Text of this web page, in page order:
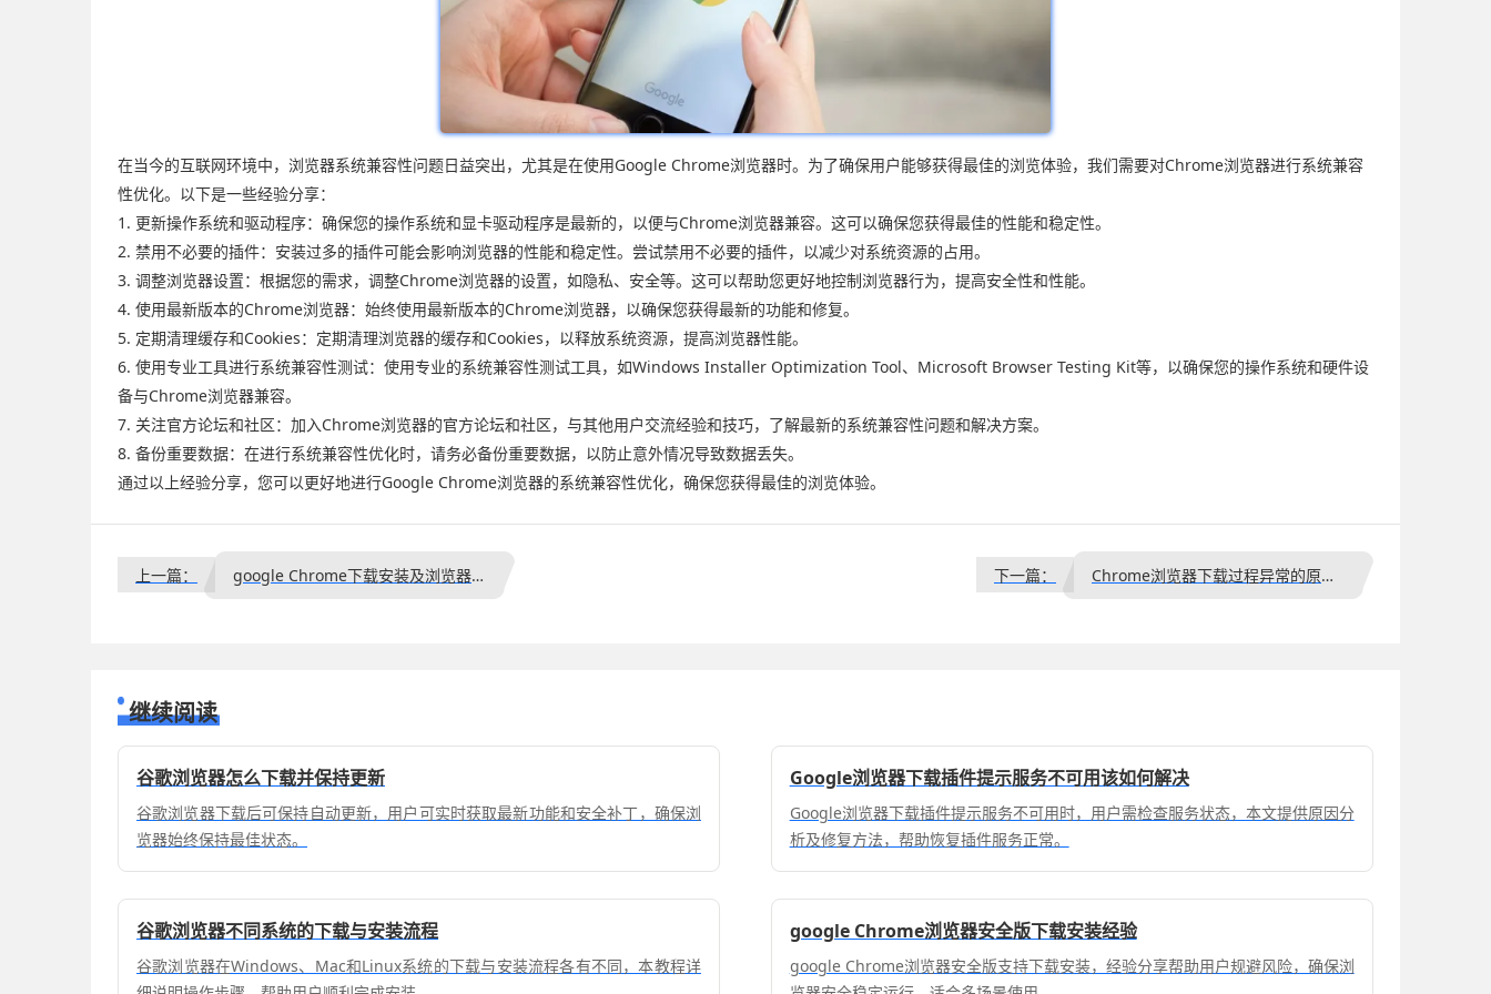
在当今的互联网环境中，浏览器系统兼容性问题日益突出，尤其是在使用Google Chrome浏览器时。为了确保用户能够获得最佳的浏览体验，我们需要对Chrome浏览器进行系统兼容
性优化。以下是一些经验分享：
1. 更新操作系统和驱动程序：确保您的操作系统和显卡驱动程序是最新的，以便与Chrome浏览器兼容。这可以确保您获得最佳的性能和稳定性。
2. 禁用不必要的插件：安装过多的插件可能会影响浏览器的性能和稳定性。尝试禁用不必要的插件，以减少对系统资源的占用。
3. 调整浏览器设置：根据您的需求，调整Chrome浏览器的设置，如隐私、安全等。这可以帮助您更好地控制浏览器行为，提高安全性和性能。
4. 使用最新版本的Chrome浏览器：始终使用最新版本的Chrome浏览器，以确保您获得最新的功能和修复。
5. 定期清理缓存和Cookies：定期清理浏览器的缓存和Cookies，以释放系统资源，提高浏览器性能。
6. 使用专业工具进行系统兼容性测试：使用专业的系统兼容性测试工具，如Windows Installer Optimization Tool、Microsoft Browser Testing Kit等，以确保您的操作系统和硬件设
备与Chrome浏览器兼容。
7. 关注官方论坛和社区：加入Chrome浏览器的官方论坛和社区，与其他用户交流经验和技巧，了解最新的系统兼容性问题和解决方案。
8. 备份重要数据：在进行系统兼容性优化时，请务必备份重要数据，以防止意外情况导致数据丢失。
通过以上经验分享，您可以更好地进行Google Chrome浏览器的系统兼容性优化，确保您获得最佳的浏览体验。
上一篇： google Chrome下载安装及浏览器性能监控工具推荐 下一篇： Chrome浏览器下载过程异常的原因分析
继续阅读
谷歌浏览器怎么下载并保持更新
谷歌浏览器下载后可保持自动更新，用户可实时获取最新功能和安全补丁，确保浏
览器始终保持最佳状态。
Google浏览器下载插件提示服务不可用该如何解决
Google浏览器下载插件提示服务不可用时，用户需检查服务状态，本文提供原因分
析及修复方法，帮助恢复插件服务正常。
谷歌浏览器不同系统的下载与安装流程
谷歌浏览器在Windows、Mac和Linux系统的下载与安装流程各有不同，本教程详
google Chrome浏览器安全版下载安装经验
google Chrome浏览器安全版支持下载安装，经验分享帮助用户规避风险，确保浏